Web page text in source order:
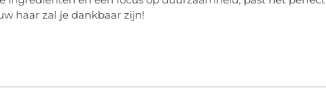
haar zal je dankbaar zijn!